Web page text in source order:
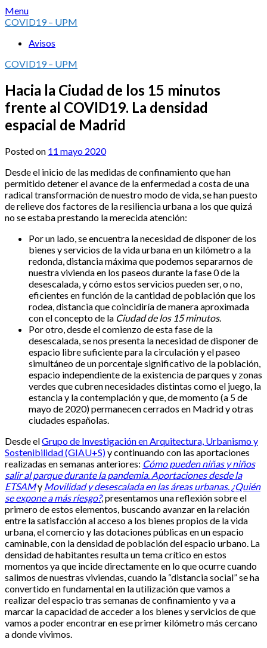
Skip
to
Menu
COVID19 – UPM
Avisos
COVID19 – UPM
Hacia la Ciudad de los 15 minutos
frente al COVID19. La densidad
espacial de Madrid
Posted on 11 mayo 2020
Desde el inicio de las medidas de confinamiento que han
permitido detener el avance de la enfermedad a costa de una
radical transformación de nuestro modo de vida, se han puesto
de relieve dos factores de la resiliencia urbana a los que quizá
no se estaba prestando la merecida atención:
Por un lado, se encuentra la necesidad de disponer de los
bienes y servicios de la vida urbana en un kilómetro a la
redonda, distancia máxima que podemos separarnos de
nuestra vivienda en los paseos durante la fase 0 de la
desescalada, y cómo estos servicios pueden ser, o no,
eficientes en función de la cantidad de población que los
rodea, distancia que coincidiría de manera aproximada
con el concepto de la Ciudad de los 15 minutos.
Por otro, desde el comienzo de esta fase de la
desescalada, se nos presenta la necesidad de disponer de
espacio libre suficiente para la circulación y el paseo
simultáneo de un porcentaje significativo de la población,
espacio independiente de la existencia de parques y zonas
verdes que cubren necesidades distintas como el juego, la
estancia y la contemplación y que, de momento (a 5 de
mayo de 2020) permanecen cerrados en Madrid y otras
ciudades españolas.
Desde elGrupo de Investigación en Arquitectura, Urbanismo y
Sostenibilidad (GIAU+S)y continuando con las aportaciones
realizadas en semanas anteriores: Cómo pueden niñas y niños
salir al parque durante la pandemia. Aportaciones desde la
ETSAMy Movilidad y desescalada en las áreas urbanas. ¿Quién
se expone a más riesgo?, presentamos una reflexión sobre el
primero de estos elementos, buscando avanzar en la relación
entre la satisfacción al acceso a los bienes propios de la vida
urbana, el comercio y las dotaciones públicas en un espacio
caminable, con la densidad de población del espacio urbano. La
densidad de habitantes resulta un tema crítico en estos
momentos ya que incide directamente en lo que ocurre cuando
salimos de nuestras viviendas, cuando la “distancia social” se ha
convertido en fundamental en la utilización que vamos a
realizar del espacio tras semanas de confinamiento y va a
marcar la capacidad de acceder a los bienes y servicios de que
vamos a poder encontrar en ese primer kilómetro más cercano
a donde vivimos.